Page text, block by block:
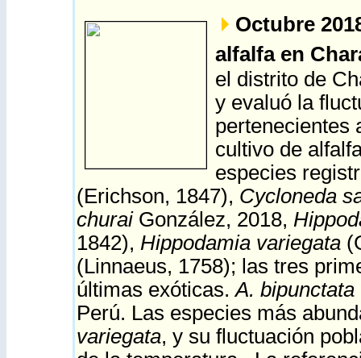
Octubre
alfalfa en
el distrito de
y evaluó la
pertenecientes
cultivo de
especies
(Erichson, 1847), Cycloneda
churaiGonzález, 2018,
1842), Hippodamia variegata
(Linnaeus, 1758); las tres
últimas exóticas.A. bipunctata
Perú. Las especies más
variegata, y su fluctuación